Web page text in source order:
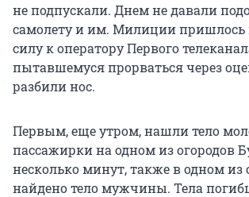
не подпускали. Днем не давали
самолету и им. Милиции
силу к оператору Первого
пытавшемуся прорваться через
разбили нос.
Первым, еще утром, нашли тело
пассажирки на одном из огородов
несколько минут, также в одном из
найдено тело мужчины. Тела